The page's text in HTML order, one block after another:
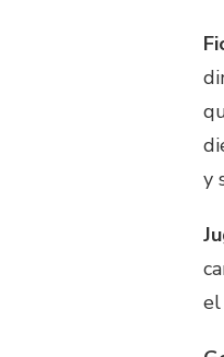
y
el